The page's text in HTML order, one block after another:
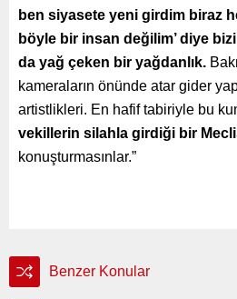
ben siyasete yeni girdim biraz
böyle bir insan değilim’ diye
da yağ çeken bir yağdanlık.
kameraların önünde atar gider
artistlikleri. En hafif tabiriyle bu
vekillerin silahla girdiği bir
konuşturmasınlar.”
Benzer Konular